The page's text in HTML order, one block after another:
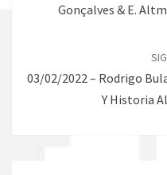
Gonçalves & E.
03/02/2022 – Rodrigo
Y Historia